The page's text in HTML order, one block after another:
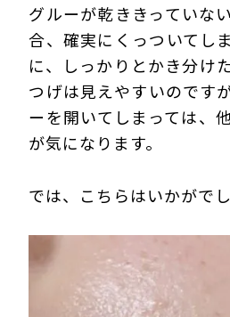
グルーが乾ききっていな
合、確実にくっついてし
に、しっかりとかき分け
つげは見えやすいのです
ーを開いてしまっては、
が気になります。
では、こちらはいかがで